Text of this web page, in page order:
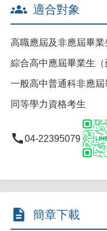
groups 適合對象
高職應屆及非應屆畢業
綜合高中應屆畢業生
一般高中普通科非應屆
同等學力資格考生
call04-22395079
description 簡章下載